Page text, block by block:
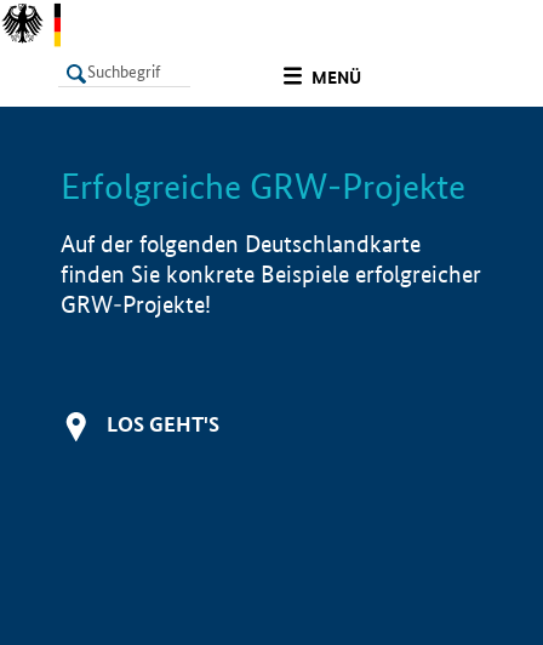
MENÜ
LISTE Info
Erfolgreiche GRW-Projekte
Auf der folgenden Deutschlandkarte
finden Sie konkrete Beispiele erfolgreicher
GRW-Projekte!
LOS GEHT'S